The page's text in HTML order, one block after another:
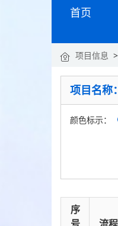
首页
项目信息
项目名称
颜色标示：
序